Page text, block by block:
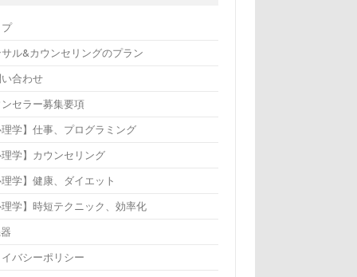
プ
ル&カウンセリングのプラン
合わせ
セラー募集要項
学】仕事、プログラミング
学】カウンセリング
学】健康、ダイエット
学】時短テクニック、効率化
バシーポリシー